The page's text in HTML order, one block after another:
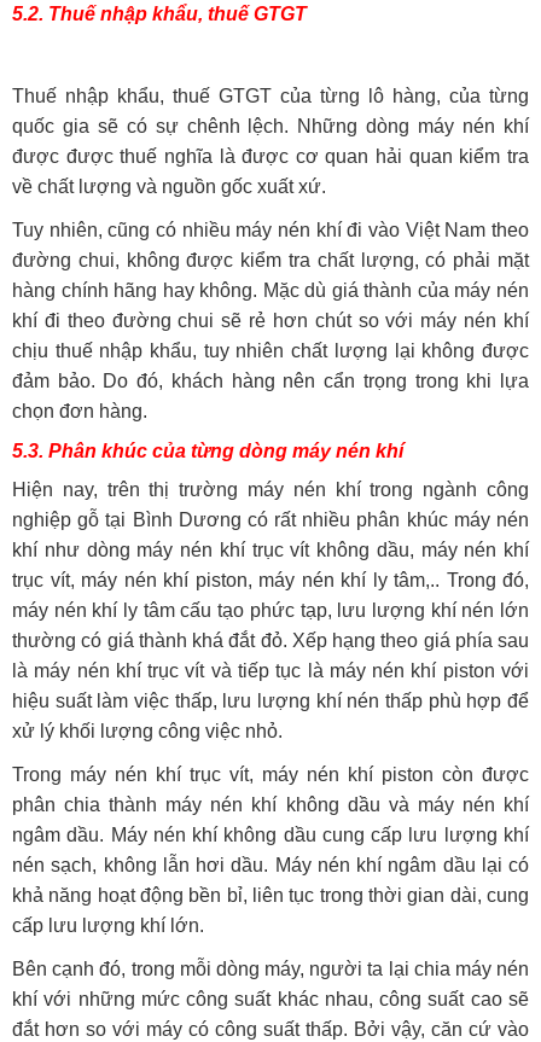
5.2. Thuế nhập khẩu, thuế GTGT
Thuế nhập khẩu, thuế GTGT của từng lô hàng, của từng
quốc gia sẽ có sự chênh lệch. Những dòng máy nén khí
được được thuế nghĩa là được cơ quan hải quan kiểm tra
về chất lượng và nguồn gốc xuất xứ.
Tuy nhiên, cũng có nhiều máy nén khí đi vào Việt Nam theo
đường chui, không được kiểm tra chất lượng, có phải mặt
hàng chính hãng hay không. Mặc dù giá thành của máy nén
khí đi theo đường chui sẽ rẻ hơn chút so với máy nén khí
chịu thuế nhập khẩu, tuy nhiên chất lượng lại không được
đảm bảo. Do đó, khách hàng nên cẩn trọng trong khi lựa
chọn đơn hàng.
5.3. Phân khúc của từng dòng máy nén khí
Hiện nay, trên thị trường máy nén khí trong ngành công
nghiệp gỗ tại Bình Dương có rất nhiều phân khúc máy nén
khí như dòng máy nén khí trục vít không dầu, máy nén khí
trục vít, máy nén khí piston, máy nén khí ly tâm,.. Trong đó,
máy nén khí ly tâm cấu tạo phức tạp, lưu lượng khí nén lớn
thường có giá thành khá đắt đỏ. Xếp hạng theo giá phía sau
là máy nén khí trục vít và tiếp tục là máy nén khí piston với
hiệu suất làm việc thấp, lưu lượng khí nén thấp phù hợp để
xử lý khối lượng công việc nhỏ.
Trong máy nén khí trục vít, máy nén khí piston còn được
phân chia thành máy nén khí không dầu và máy nén khí
ngâm dầu. Máy nén khí không dầu cung cấp lưu lượng khí
nén sạch, không lẫn hơi dầu. Máy nén khí ngâm dầu lại có
khả năng hoạt động bền bỉ, liên tục trong thời gian dài, cung
cấp lưu lượng khí lớn.
Bên cạnh đó, trong mỗi dòng máy, người ta lại chia máy nén
khí với những mức công suất khác nhau, công suất cao sẽ
đắt hơn so với máy có công suất thấp. Bởi vậy, căn cứ vào